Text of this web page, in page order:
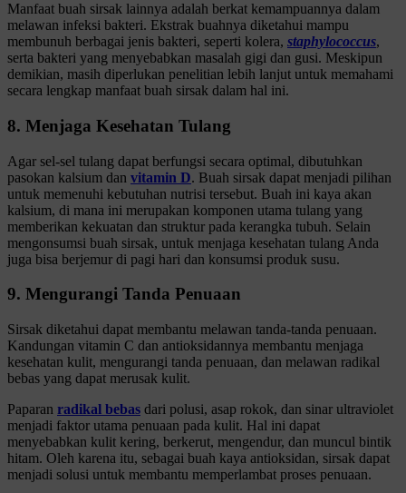
Manfaat buah sirsak lainnya adalah berkat kemampuannya dalam
melawan infeksi bakteri. Ekstrak buahnya diketahui mampu
membunuh berbagai jenis bakteri, seperti kolera, staphylococcus,
serta bakteri yang menyebabkan masalah gigi dan gusi. Meskipun
demikian, masih diperlukan penelitian lebih lanjut untuk memahami
secara lengkap manfaat buah sirsak dalam hal ini.
8. Menjaga Kesehatan Tulang
Agar sel-sel tulang dapat berfungsi secara optimal, dibutuhkan
pasokan kalsium dan vitamin D. Buah sirsak dapat menjadi pilihan
untuk memenuhi kebutuhan nutrisi tersebut. Buah ini kaya akan
kalsium, di mana ini merupakan komponen utama tulang yang
memberikan kekuatan dan struktur pada kerangka tubuh. Selain
mengonsumsi buah sirsak, untuk menjaga kesehatan tulang Anda
juga bisa berjemur di pagi hari dan konsumsi produk susu.
9. Mengurangi Tanda Penuaan
Sirsak diketahui dapat membantu melawan tanda-tanda penuaan.
Kandungan vitamin C dan antioksidannya membantu menjaga
kesehatan kulit, mengurangi tanda penuaan, dan melawan radikal
bebas yang dapat merusak kulit.
Paparan radikal bebas dari polusi, asap rokok, dan sinar ultraviolet
menjadi faktor utama penuaan pada kulit. Hal ini dapat
menyebabkan kulit kering, berkerut, mengendur, dan muncul bintik
hitam. Oleh karena itu, sebagai buah kaya antioksidan, sirsak dapat
menjadi solusi untuk membantu memperlambat proses penuaan.